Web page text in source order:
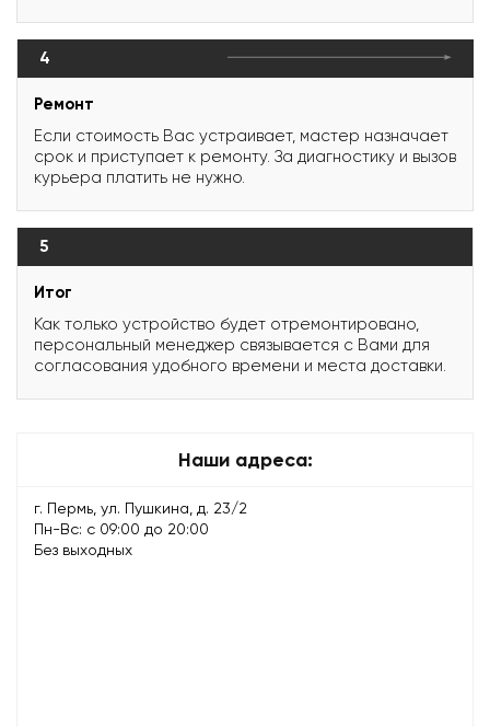
4
Ремонт
Если стоимость Вас устраивает, мастер назначает
срок и приступает к ремонту. За диагностику и вызов
курьера платить не нужно.
5
Итог
Как только устройство будет отремонтировано,
персональный менеджер связывается с Вами для
согласования удобного времени и места доставки.
Наши адреса:
г. Пермь, ул. Пушкина, д. 23/2
Пн-Вс: с 09:00 до 20:00
Без выходных